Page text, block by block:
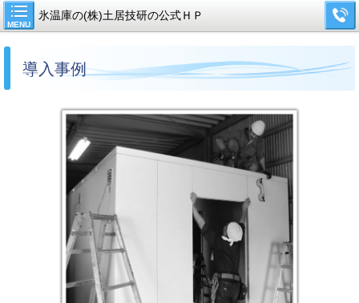
MENU
氷温庫の(株)土居技研の公式ＨＰ
導入事例